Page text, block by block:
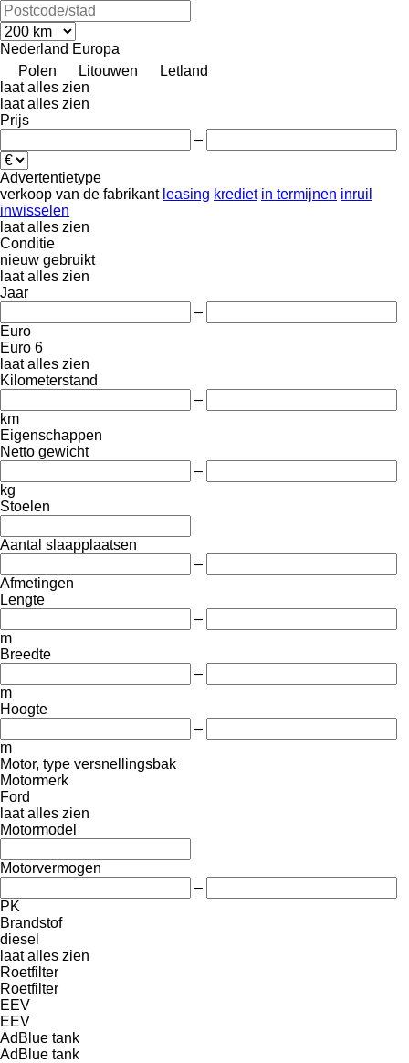
Nederland Europa
Polen
Litouwen
Letland
laat alles zien
laat alles zien
Prijs
–
Advertentietype
verkoop van de fabrikant leasing krediet in termijnen inruil
inwisselen
laat alles zien
Conditie
nieuw gebruikt
laat alles zien
Jaar
–
Euro
Euro 6
laat alles zien
Kilometerstand
–
km
Eigenschappen
Netto gewicht
–
kg
Stoelen
Aantal slaapplaatsen
–
Afmetingen
Lengte
–
m
Breedte
–
m
Hoogte
–
m
Motor, type versnellingsbak
Motormerk
Ford
laat alles zien
Motormodel
Motorvermogen
–
PK
Brandstof
diesel
laat alles zien
Roetfilter
Roetfilter
EEV
EEV
AdBlue tank
AdBlue tank